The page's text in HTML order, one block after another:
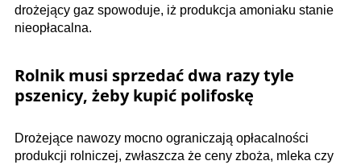
drożejący gaz spowoduje, iż produkcja amoniaku stanie
nieopłacalna.
Rolnik musi sprzedać dwa razy tyle
pszenicy, żeby kupić polifoskę
Drożejące nawozy mocno ograniczają opłacalności
produkcji rolniczej, zwłaszcza że ceny zboża, mleka czy